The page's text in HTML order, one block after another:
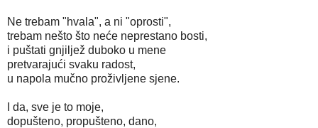
Ne trebam "hvala", a ni "oprosti",
trebam nešto što neće neprestano bosti,
i puštati gnjiljež duboko u mene
pretvarajući svaku radost,
u napola mučno proživljene sjene.
I da, sve je to moje,
dopušteno, propušteno, dano,